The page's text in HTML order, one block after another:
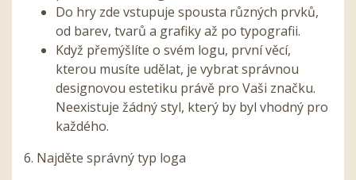
Do hry zde vstupuje spousta různých prvků,
od barev, tvarů a grafiky až po typografii.
Když přemýšlíte o svém logu, první věcí,
kterou musíte udělat, je vybrat správnou
designovou estetiku právě pro Vaši značku.
Neexistuje žádný styl, který by byl vhodný pro
každého.
6. Najděte správný typ loga